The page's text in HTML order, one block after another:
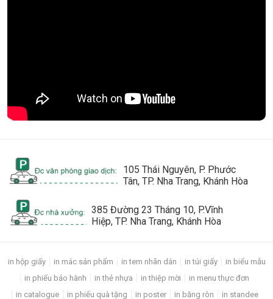
105 Thái Nguyên, P. Phước
Tân, TP. Nha Trang, Khánh Hòa
385 Đường 23 Tháng 10, P.Vĩnh
Hiệp, TP. Nha Trang, Khánh Hòa
in hộp giấy in mác sản phẩm in tem nhãn dán in túi giấy
in biểu mẫu
in phiếu bảo hành
in thẻ nhựa in thiệp mời
in menu thực đơn
in catalogue
in phiếu quà tặng in poster in băng rôn in standee